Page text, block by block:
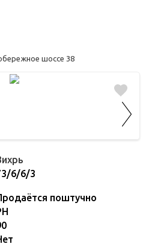
шоссе 38
6/6/3
поштучно
Эти файлы cookie
производительность
сайта максимально
пользователей.
cookie используются
и улучшения
максимально
ценность содержания
материалов
сайта.